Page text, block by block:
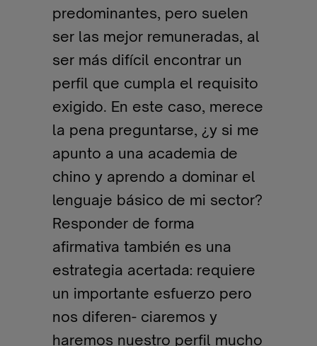
predominantes, pero suelen
ser las mejor remuneradas, al
ser más difícil encontrar un
perfil que cumpla el requisito
exigido. En este caso, merece
la pena preguntarse, ¿y si me
apunto a una academia de
chino y aprendo a dominar el
lenguaje básico de mi sector?
Responder de forma
afirmativa también es una
estrategia acertada: requiere
un importante esfuerzo pero
nos diferen- ciaremos y
haremos nuestro perfil mucho